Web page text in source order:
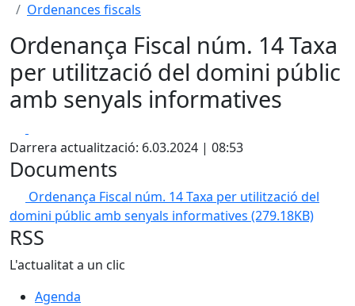
Ordenances fiscals
Ordenança Fiscal núm. 14 Taxa
per utilització del domini públic
amb senyals informatives
Darrera actualització: 6.03.2024 | 08:53
Documents
Ordenança Fiscal núm. 14 Taxa per utilització del
domini públic amb senyals informatives (279.18KB)
RSS
L'actualitat a un clic
Agenda